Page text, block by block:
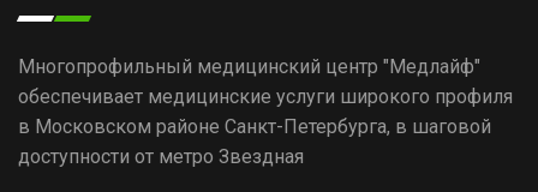
Многопрофильный медицинский центр "Медлайф"
обеспечивает медицинские услуги широкого профиля
в Московском районе Санкт-Петербурга, в шаговой
доступности от метро Звездная